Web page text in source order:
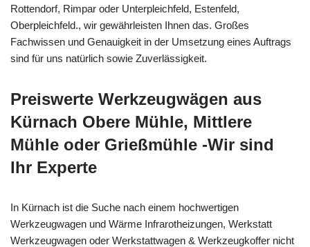
Rottendorf, Rimpar oder Unterpleichfeld, Estenfeld,
Oberpleichfeld., wir gewährleisten Ihnen das. Großes
Fachwissen und Genauigkeit in der Umsetzung eines Auftrags
sind für uns natürlich sowie Zuverlässigkeit.
Preiswerte Werkzeugwägen aus
Kürnach Obere Mühle, Mittlere
Mühle oder Grießmühle -Wir sind
Ihr Experte
In Kürnach ist die Suche nach einem hochwertigen
Werkzeugwagen und Wärme Infrarotheizungen, Werkstatt
Werkzeugwagen oder Werkstattwagen & Werkzeugkoffer nicht